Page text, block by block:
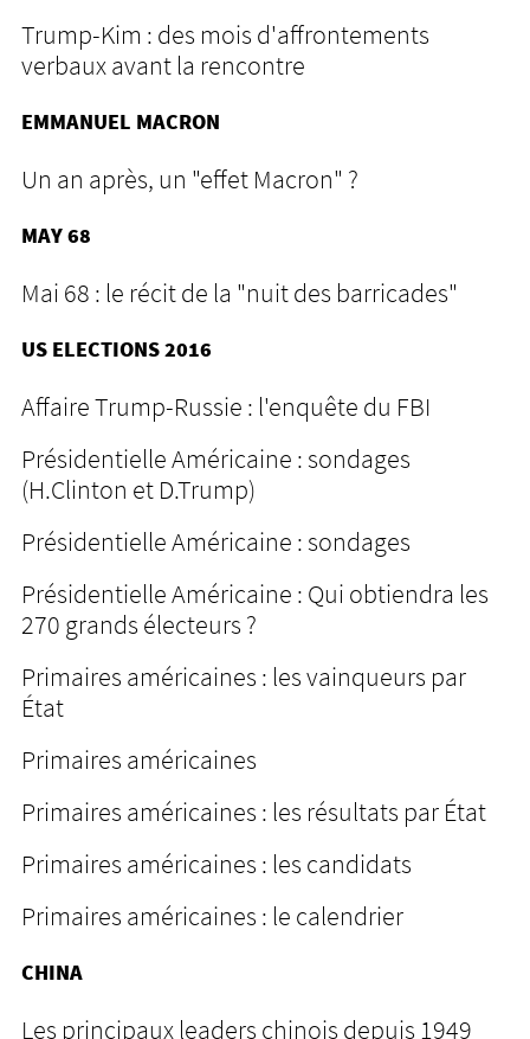
Trump-Kim : des mois d'affrontements
verbaux avant la rencontre
EMMANUEL MACRON
Un an après, un "effet Macron" ?
MAY 68
Mai 68 : le récit de la "nuit des barricades"
US ELECTIONS 2016
Affaire Trump-Russie : l'enquête du FBI
Présidentielle Américaine : sondages
(H.Clinton et D.Trump)
Présidentielle Américaine : sondages
Présidentielle Américaine : Qui obtiendra les
270 grands électeurs ?
Primaires américaines : les vainqueurs par
État
Primaires américaines
Primaires américaines : les résultats par État
Primaires américaines : les candidats
Primaires américaines : le calendrier
CHINA
Les principaux leaders chinois depuis 1949